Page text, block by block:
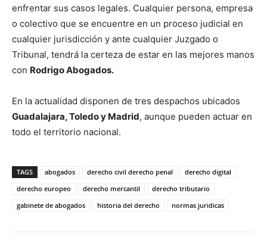
enfrentar sus casos legales. Cualquier persona, empresa
o colectivo que se encuentre en un proceso judicial en
cualquier jurisdicción y ante cualquier Juzgado o
Tribunal, tendrá la certeza de estar en las mejores manos
con Rodrigo Abogados.
En la actualidad disponen de tres despachos ubicados
Guadalajara, Toledo y Madrid, aunque pueden actuar en
todo el territorio nacional.
TAGS abogados derecho civil derecho penal
derecho digital
derecho europeo
derecho mercantil
derecho tributario
gabinete de abogados
historia del derecho normas juridicas